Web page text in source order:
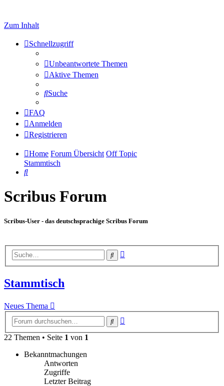
Zum Inhalt
Schnellzugriff
Unbeantwortete Themen
Aktive Themen
Suche
FAQ
Anmelden
Registrieren
Home Forum Übersicht Off Topic
Stammtisch
Suche
Scribus Forum
Scribus-User - das deutschsprachige Scribus Forum
Suche
Stammtisch
Neues Thema
Suche
22 Themen • Seite 1 von 1
Bekanntmachungen
Antworten
Zugriffe
Letzter Beitrag